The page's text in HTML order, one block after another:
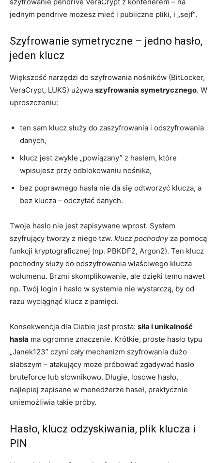
jednym pendrive możesz mieć i publiczne pliki, i „sejf”.
Szyfrowanie symetryczne – jedno hasło,
jeden klucz
Większość narzędzi do szyfrowania nośników (BitLocker,
VeraCrypt, LUKS) używa szyfrowania symetrycznego. W
uproszczeniu:
ten sam klucz służy do zaszyfrowania i odszyfrowania
danych,
klucz jest zwykle „powiązany” z hasłem, które
wpisujesz przy odblokowaniu nośnika,
bez poprawnego hasła nie da się odtworzyć klucza, a
bez klucza – odczytać danych.
Twoje hasło nie jest zapisywane wprost. System
szyfrujący tworzy z niego tzw. klucz pochodnyza pomocą
funkcji kryptograficznej (np. PBKDF2, Argon2). Ten klucz
pochodny służy do odszyfrowania właściwego klucza
wolumenu. Brzmi skomplikowanie, ale dzięki temu nawet
np. Twój login i hasło w systemie nie wystarczą, by od
razu wyciągnąć klucz z pamięci.
Konsekwencja dla Ciebie jest prosta: siła i unikalność
hasła ma ogromne znaczenie. Krótkie, proste hasło typu
„Janek123” czyni cały mechanizm szyfrowania dużo
słabszym – atakujący może próbować zgadywać hasło
bruteforce lub słownikowo. Długie, losowe hasło,
najlepiej zapisane w menedżerze haseł, praktycznie
uniemożliwia takie próby.
Hasło, klucz odzyskiwania, plik klucza i
PIN